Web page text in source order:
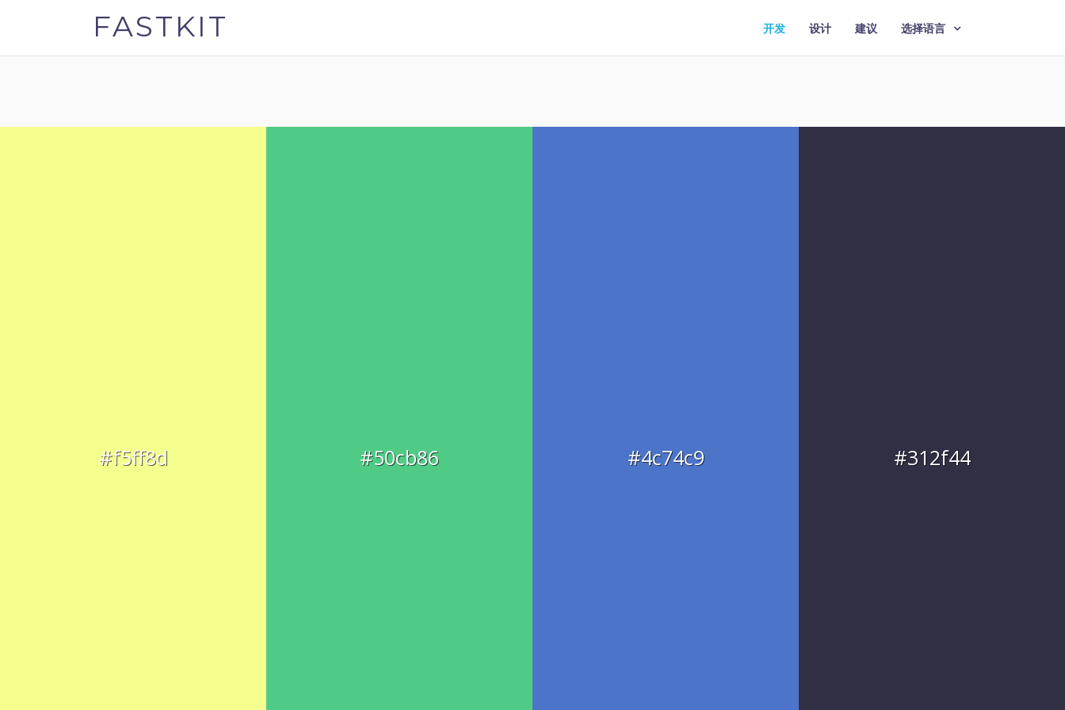
FASTKIT 开发 设计 建议 选择语言
#f5ff8d #50cb86 #4c74c9 #312f44